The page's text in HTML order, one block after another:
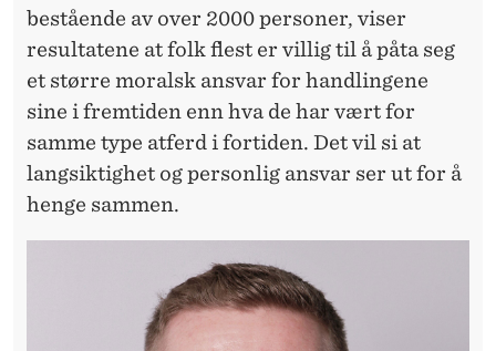
bestående av over 2000 personer, viser
resultatene at folk flest er villig til å påta seg
et større moralsk ansvar for handlingene
sine i fremtiden enn hva de har vært for
samme type atferd i fortiden. Det vil si at
langsiktighet og personlig ansvar ser ut for å
henge sammen.